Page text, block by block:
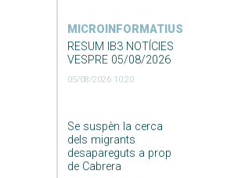
MICROINFORMATIUS
RESUM IB3 NOTÍCIES
VESPRE 05/08/2026
05/08/2026 10:20
Se suspèn la cerca
dels migrants
desapareguts a prop
de Cabrera